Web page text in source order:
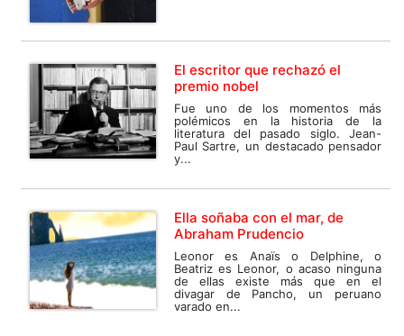
El escritor que rechazó el
premio nobel
Fue uno de los momentos más
polémicos en la historia de la
literatura del pasado siglo. Jean-
Paul Sartre, un destacado pensador
y...
Ella soñaba con el mar, de
Abraham Prudencio
Leonor es Anaïs o Delphine, o
Beatriz es Leonor, o acaso ninguna
de ellas existe más que en el
divagar de Pancho, un peruano
varado en...